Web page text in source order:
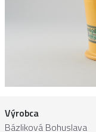
Výrobca
Bázliková Bohuslava